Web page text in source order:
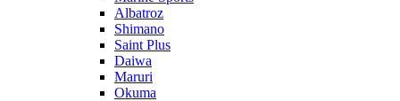
Albatroz
Shimano
Saint Plus
Daiwa
Maruri
Okuma